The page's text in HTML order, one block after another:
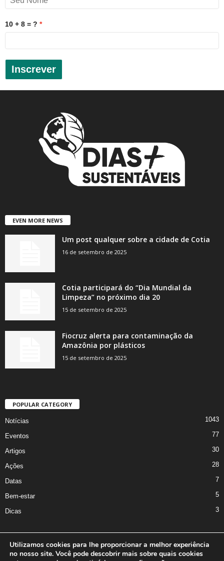
10 + 8 = ?
Inscrever
EVEN MORE NEWS
Um post qualquer sobre a cidade de Cotia
16 de setembro de 2025
Cotia participará do “Dia Mundial da
Limpeza” no próximo dia 20
15 de setembro de 2025
Fiocruz alerta para contaminação da
Amazônia por plásticos
15 de setembro de 2025
POPULAR CATEGORY
Notícias 1043
Eventos 77
Artigos 30
Ações 28
Datas 7
Bem-estar 5
Dicas 3
Utilizamos cookies para lhe proporcionar a melhor experiência
no nosso site. Você pode descobrir mais sobre quais cookies